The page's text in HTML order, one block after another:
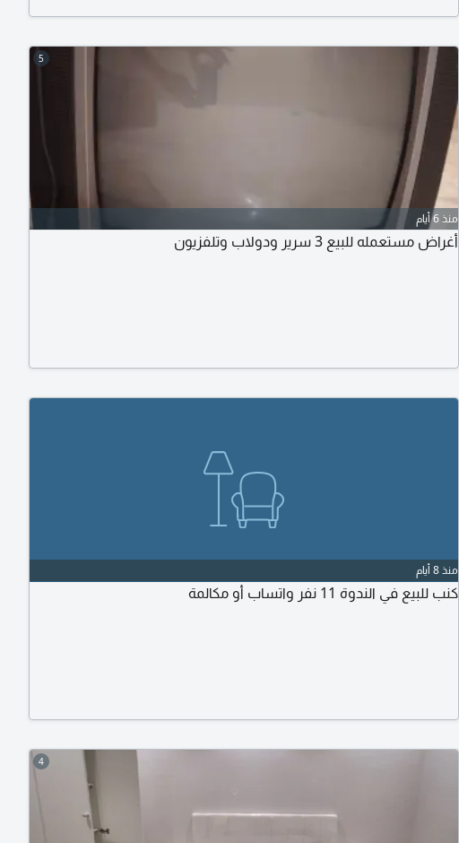
5
منذ 6 أيام
أغراض مستعمله للبيع 3 سرير ودولاب وتلفزيون
منذ 8 أيام
كنب للبيع في الندوة 11 نفر واتساب أو مكالمة
4